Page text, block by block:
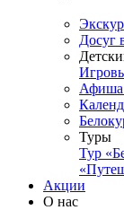
Досуг
Афиша
Туры
Тур
Акции
О нас